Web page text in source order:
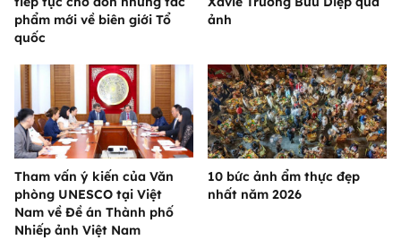
phẩm mới về biên giới Tổ
quốc
ảnh
Tham vấn ý kiến của Văn
phòng UNESCO tại Việt
Nam về Đề án Thành phố
Nhiếp ảnh Việt Nam
10 bức ảnh ẩm thực đẹp
nhất năm 2026